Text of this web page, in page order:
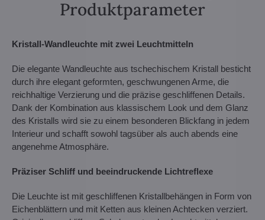
Produktparameter
Kristall-Wandleuchte mit zwei Leuchtmitteln
Die elegante Wandleuchte aus tschechischem Kristall besticht
durch ihre elegant geformten, geschwungenen Arme, die
reichhaltige Verzierung und die präzise geschliffenen Details.
Dank der Kombination aus klassischem Look und dem Glanz
des Kristalls wird sie zu einem besonderen Blickfang in jedem
Interieur und schafft sowohl tagsüber als auch abends eine
angenehme Atmosphäre.
Präziser Schliff und beeindruckende Lichtreflexe
Die Leuchte ist mit geschliffenen Kristallbehängen in Form von
Eichenblättern und mit Ketten aus kleinen Achtecken verziert.